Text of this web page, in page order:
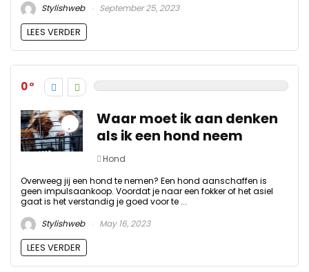
Stylishweb
September 25, 2023
LEES VERDER
0
Waar moet ik aan denken
als ik een hond neem
Hond
Overweeg jij een hond te nemen? Een hond aanschaffen is
geen impulsaankoop. Voordat je naar een fokker of het asiel
gaat is het verstandig je goed voor te ...
Stylishweb
May 16, 2023
LEES VERDER